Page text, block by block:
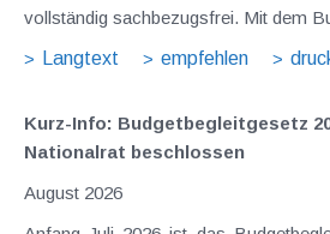
vollständig sachbezugsfrei. Mit dem
Langtext
empfehlen
Kurz-Info: Budgetbegleitgesetz
Nationalrat beschlossen
August 2026